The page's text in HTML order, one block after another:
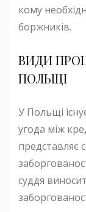
кому
боржників.
ВИДИ
ПОЛЬЩІ
У Польщі
угода між
представляє
суддя